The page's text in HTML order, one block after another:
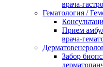
врача-
Гематология /
Прием
врача-
Забор